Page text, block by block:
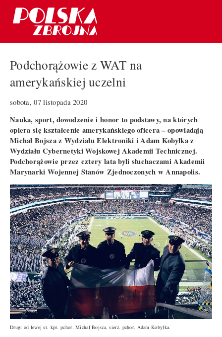
Podchorążowie z WAT na
amerykańskiej uczelni
sobota, 07 listopada 2020
Nauka, sport, dowodzenie i honor to podstawy, na których
opiera się kształcenie amerykańskiego oficera – opowiadają
Michał Bojsza z Wydziału Elektroniki i Adam Kobyłka z
Wydziału Cybernetyki Wojskowej Akademii Technicznej.
Podchorążowie przez cztery lata byli słuchaczami Akademii
Marynarki Wojennej Stanów Zjednoczonych w Annapolis.
Drugi od lewej st. kpr. pchor. Michał Bojsza, sierż. pchor. Adam Kobyłka.